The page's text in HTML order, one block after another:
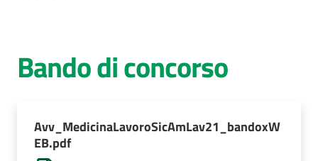
Luoghi di
cura
AUSL
Comunica
Bando di concorso
Avv_MedicinaLavoroSicAmLav21_bandoxW
EB.pdf